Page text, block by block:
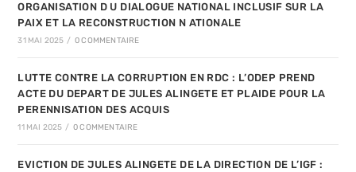
ORGANISATION D U DIALOGUE NATIONAL INCLUSIF SUR LA
PAIX ET LA RECONSTRUCTION N ATIONALE
31 MAI 2025 / 0 COMMENTAIRE
LUTTE CONTRE LA CORRUPTION EN RDC : L’ODEP PREND
ACTE DU DEPART DE JULES ALINGETE ET PLAIDE POUR LA
PERENNISATION DES ACQUIS
11 MAI 2025 / 0 COMMENTAIRE
EVICTION DE JULES ALINGETE DE LA DIRECTION DE L’IGF :